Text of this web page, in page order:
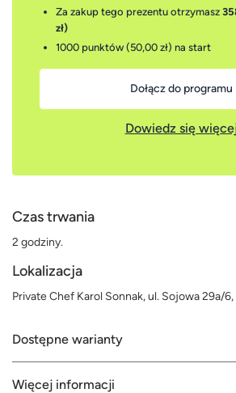
Za zakup tego prezentu otrzymasz
zł)
1000 punktów (50,00 zł) na start
Dołącz do programu
Dowiedz się
Czas trwania
2 godziny.
Lokalizacja
Private Chef Karol Sonnak, ul. Sojowa 29a/6,
Dostępne warianty
Więcej informacji